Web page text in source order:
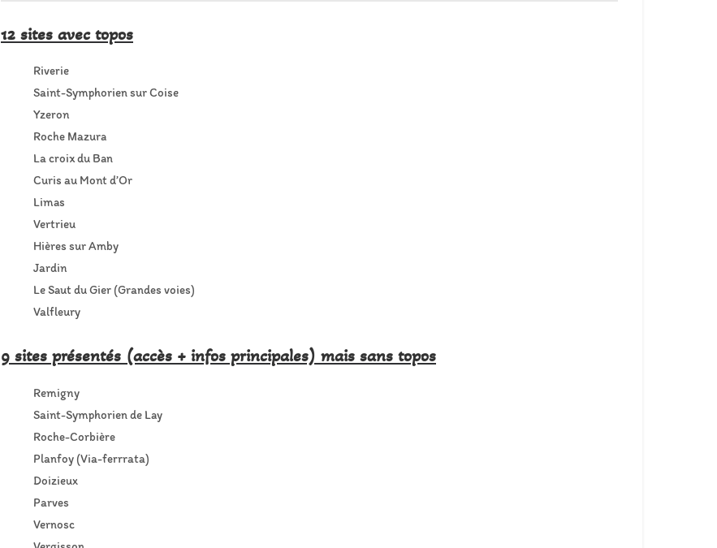
12 sites avec topos
Riverie
Saint-Symphorien sur Coise
Yzeron
Roche Mazura
La croix du Ban
Curis au Mont d’Or
Limas
Vertrieu
Hières sur Amby
Jardin
Le Saut du Gier (Grandes voies)
Valfleury
9 sites présentés (accès + infos principales) mais sans topos
Remigny
Saint-Symphorien de Lay
Roche-Corbière
Planfoy (Via-ferrrata)
Doizieux
Parves
Vernosc